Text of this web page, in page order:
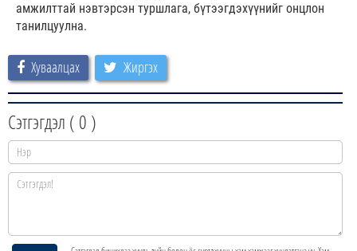
амжилттай нэвтэрсэн туршлага, бүтээгдэхүүнийг онцлон
танилцуулна.
Хуваалцах Жиргэх
Сэтгэгдэл ( 0 )